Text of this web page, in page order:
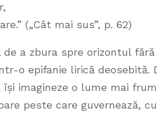
(„Cât mai sus”, p. 62)
a zbura spre orizontul fără
o epifanie lirică deosebită.
imagineze o lume mai
peste care guvernează,